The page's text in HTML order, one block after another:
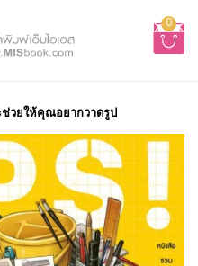
0
ช่วยให้คุณอยากวาดรูป